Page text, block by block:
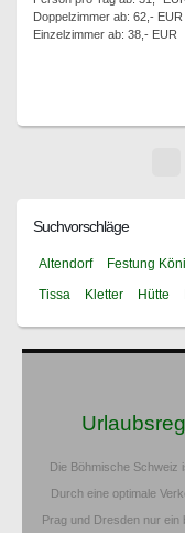
Doppelzimmer ab: 62,- EUR
Einzelzimmer ab: 38,- EUR
Suchvorschläge
Altendorf Festung
Tissa
Kletter Hütte
Die Böhmische Schweiz
Durch eine optimale
Prag und Dresden nur ein